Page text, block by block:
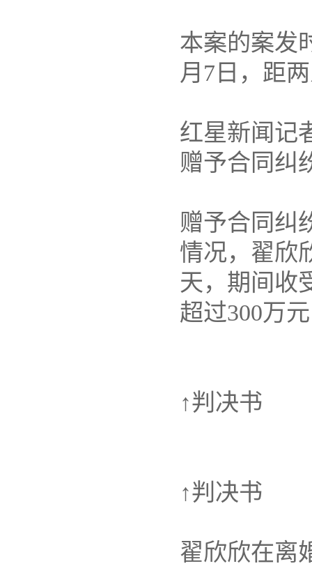
本案的案发
月7日，距
红星新闻记
赠予合同纠
赠予合同纠
情况，翟欣
天，期间收
超过300万
↑判决书
↑判决书
翟欣欣在离